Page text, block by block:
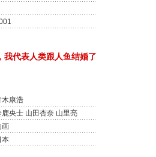
拉莉 鲍勃·奥登科克 派特
我代表人类跟人鱼结婚了
木康浩
鹿央士 山田杏奈 山里亮
名 梅原裕一郎 三宅健太
川岛邦裕
画
本